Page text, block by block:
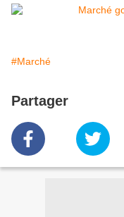
#Marché
Partager